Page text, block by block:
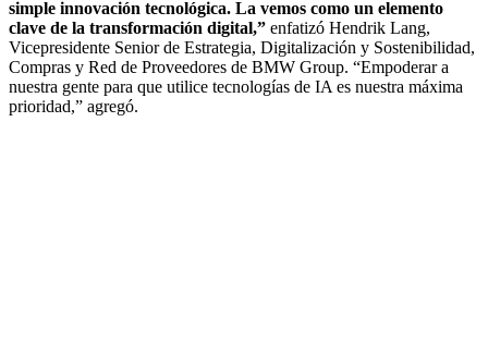
simple innovación tecnológica. La vemos como un elemento
clave de la transformación digital,” enfatizó Hendrik Lang,
Vicepresidente Senior de Estrategia, Digitalización y Sostenibilidad,
Compras y Red de Proveedores de BMW Group. “Empoderar a
nuestra gente para que utilice tecnologías de IA es nuestra máxima
prioridad,” agregó.